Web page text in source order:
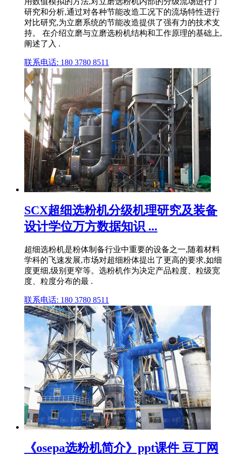
研究和分析,通过对各种节能改造工况下的流场特性进行
对比研究,为立磨系统的节能改造提供了强有力的技术支
持。 在介绍立磨与立磨选粉机结构和工作原理的基础上,
阐述了入 .
联系电话: 180 3780 8511
SCX超细选粉机分级机理研究及装备
设计学位万方数据知识 ...
超细选粉机是粉体制备行业中重要的设备之一,随着材料
学科的飞速发展,市场对超细粉体提出了更高的要求,如细
度更细,级别更窄等。选粉机作为决定产品粒度、粒级宽
度、粒度分布的最 .
联系电话: 180 3780 8511
《osepa选粉机简介》ppt课件 豆丁网